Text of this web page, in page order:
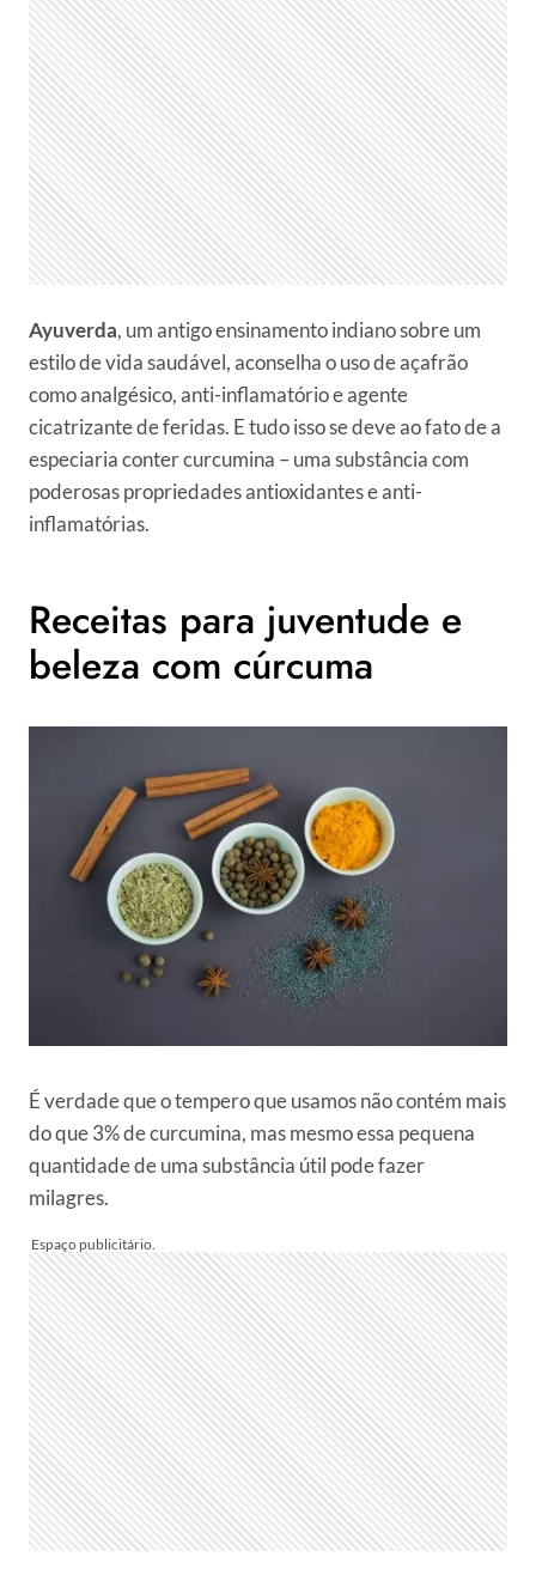
Ayuverda, um antigo ensinamento indiano sobre um
estilo de vida saudável, aconselha o uso de açafrão
como analgésico, anti-inflamatório e agente
cicatrizante de feridas. E tudo isso se deve ao fato de a
especiaria conter curcumina – uma substância com
poderosas propriedades antioxidantes e anti-
inflamatórias.
Receitas para juventude e
beleza com cúrcuma
É verdade que o tempero que usamos não contém mais
do que 3% de curcumina, mas mesmo essa pequena
quantidade de uma substância útil pode fazer
milagres.